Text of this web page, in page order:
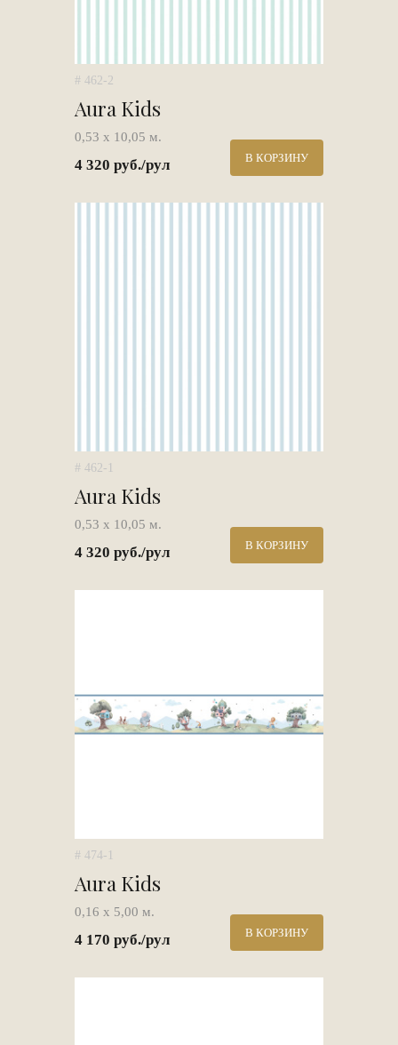
# 462-2
Aura Kids
0,53 х 10,05 м.
4 320 руб./рул В КОРЗИНУ
# 462-1
Aura Kids
0,53 х 10,05 м.
4 320 руб./рул В КОРЗИНУ
# 474-1
Aura Kids
0,16 х 5,00 м.
4 170 руб./рул В КОРЗИНУ